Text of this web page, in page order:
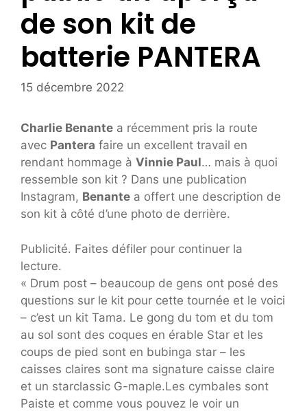
de son kit de
batterie PANTERA
15 décembre 2022
Charlie Benante a récemment pris la route
avec Pantera faire un excellent travail en
rendant hommage à Vinnie Paul… mais à quoi
ressemble son kit ? Dans une publication
Instagram, Benante a offert une description de
son kit à côté d’une photo de derrière.
Publicité. Faites défiler pour continuer la
lecture.
« Drum post – beaucoup de gens ont posé des
questions sur le kit pour cette tournée et le voici
– c’est un kit Tama. Le gong du tom et du tom
au sol sont des coques en érable Star et les
coups de pied sont en bubinga star – les
caisses claires sont ma signature caisse claire
et un starclassic G-maple.Les cymbales sont
Paiste et comme vous pouvez le voir un